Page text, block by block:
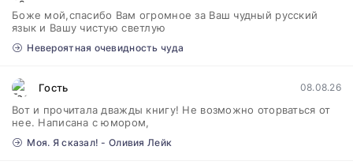
Боже мой,спасибо Вам огромное за Ваш чудный русский
язык и Вашу чистую светлую
Невероятная очевидность чуда
Гость 08.08.26
Вот и прочитала дважды книгу! Не возможно оторваться от
нее. Написана с юмором,
Моя. Я сказал! - Оливия Лейк